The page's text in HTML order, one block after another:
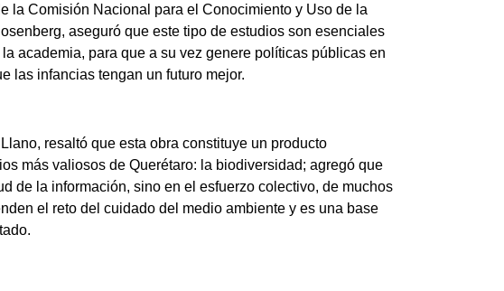
la Comisión Nacional para el Conocimiento y Uso de la
aseguró que este tipo de estudios son esenciales
academia, para que a su vez genere políticas públicas en
las infancias tengan un futuro mejor.
resaltó que esta obra constituye un producto
más valiosos de Querétaro: la biodiversidad; agregó que
de la información, sino en el esfuerzo colectivo, de muchos
el reto del cuidado del medio ambiente y es una base